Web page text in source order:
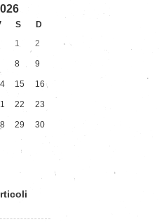
S
D
1
2
8 9
15 16
22 23
29 30